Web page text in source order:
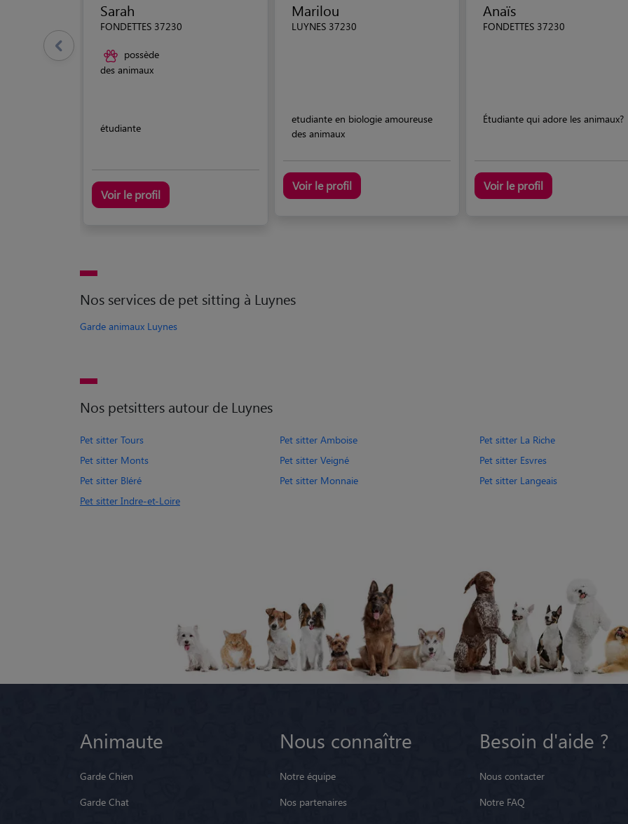
Sarah
FONDETTES 37230
possède
des animaux
étudiante
Voir le profil
Marilou
LUYNES 37230
etudiante en biologie amoureuse
des animaux
Voir le profil
Anaïs
FONDETTES 37230
Étudiante qui adore les animaux?
Voir le profil
Nos services de pet sitting à Luynes
Garde animaux Luynes
Nos petsitters autour de Luynes
Pet sitter Tours Pet sitter Amboise
Pet sitter La Riche
Pet sitter Monts
Pet sitter Veigné
Pet sitter Esvres
Pet sitter Bléré
Pet sitter Monnaie
Pet sitter Langeais
Pet sitter Indre-et-Loire
Animaute
Garde Chien
Garde Chat
Nous connaître
Notre équipe
Nos partenaires
Besoin d'aide ?
Nous contacter
Notre FAQ